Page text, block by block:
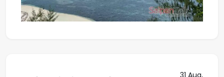
31 Aug,